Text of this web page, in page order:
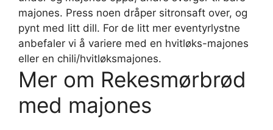
majones. Press noen dråper sitronsaft over, og
pynt med litt dill. For de litt mer eventyrlystne
anbefaler vi å variere med en hvitløks-majones
eller en chili/hvitløksmajones.
Mer om Rekesmørbrød
med majones